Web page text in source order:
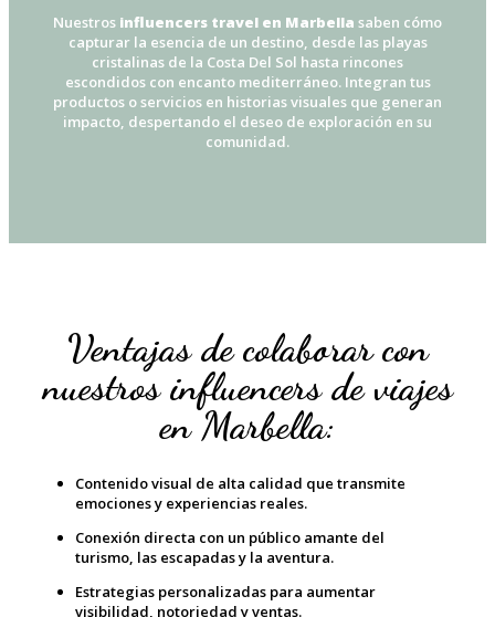
Nuestros influencers travel en Marbella saben cómo
capturar la esencia de un destino, desde las playas
cristalinas de la Costa Del Sol hasta rincones
escondidos con encanto mediterráneo. Integran tus
productos o servicios en historias visuales que generan
impacto, despertando el deseo de exploración en su
comunidad.
Ventajas de colaborar con
nuestros influencers de viajes
en Marbella:
Contenido visual de alta calidad que transmite
emociones y experiencias reales.
Conexión directa con un público amante del
turismo, las escapadas y la aventura.
Estrategias personalizadas para aumentar
visibilidad, notoriedad y ventas.